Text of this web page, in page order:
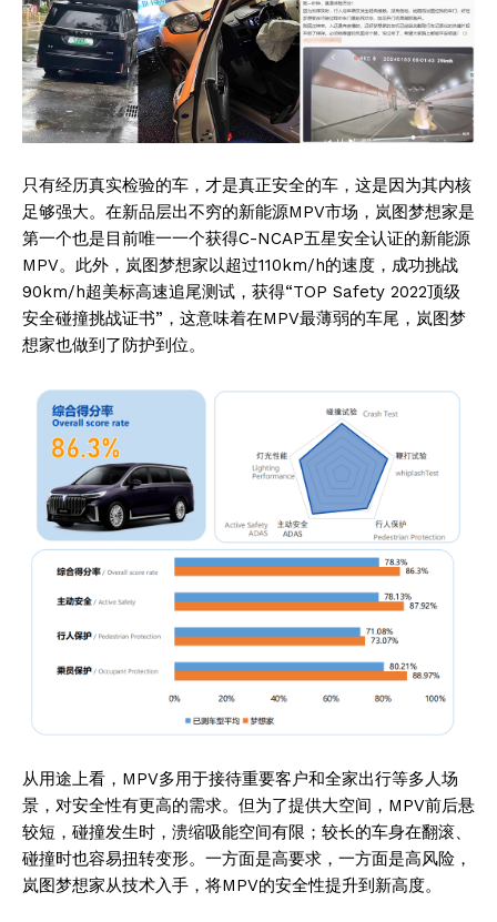
只有经历真实检验的车，才是真正安全的车，这是因为其内核
足够强大。在新品层出不穷的新能源MPV市场，岚图梦想家是
第一个也是目前唯一一个获得C-NCAP五星安全认证的新能源
MPV。此外，岚图梦想家以超过110km/h的速度，成功挑战
90km/h超美标高速追尾测试，获得“TOP Safety 2022顶级
安全碰撞挑战证书”，这意味着在MPV最薄弱的车尾，岚图梦
想家也做到了防护到位。
从用途上看，MPV多用于接待重要客户和全家出行等多人场
景，对安全性有更高的需求。但为了提供大空间，MPV前后悬
较短，碰撞发生时，溃缩吸能空间有限；较长的车身在翻滚、
碰撞时也容易扭转变形。一方面是高要求，一方面是高风险，
岚图梦想家从技术入手，将MPV的安全性提升到新高度。